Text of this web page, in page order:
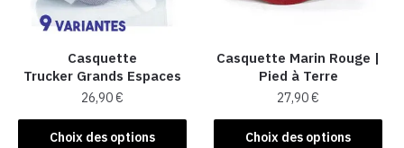
Casquette
Trucker Grands Espaces
26,90€
Choix des options
Ce
Casquette Marin Rouge |
Pied à Terre
27,90€
Choix des options
Ce